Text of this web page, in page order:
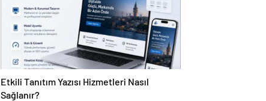
Etkili Tanıtım Yazısı Hizmetleri Nasıl
Sağlanır?